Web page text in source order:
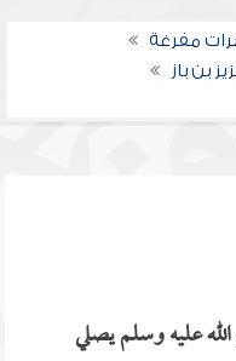
مفرغة
بن باز
عليه وسلم يصلي